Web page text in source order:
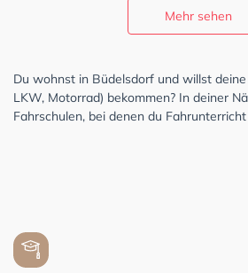
Mehr sehen
Du wohnst in Büdelsdorf und willst
LKW, Motorrad) bekommen? In deiner
Fahrschulen, bei denen du